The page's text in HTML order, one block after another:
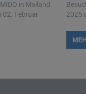
in Mailand
02. Februar
2025